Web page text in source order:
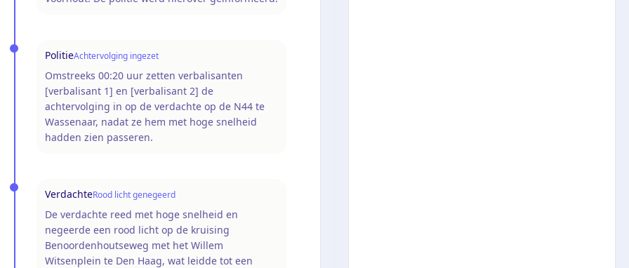
PolitieAchtervolging ingezet
Omstreeks 00:20 uur zetten verbalisanten
[verbalisant 1] en [verbalisant 2] de
achtervolging in op de verdachte op de N44 te
Wassenaar, nadat ze hem met hoge snelheid
hadden zien passeren.
VerdachteRood licht genegeerd
De verdachte reed met hoge snelheid en
negeerde een rood licht op de kruising
Benoordenhoutseweg met het Willem
Witsenplein te Den Haag, wat leidde tot een